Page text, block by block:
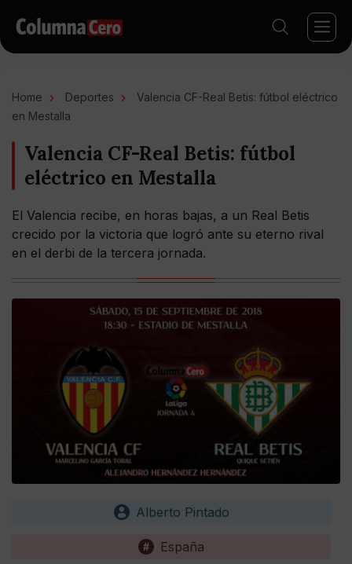
Home Deportes
Valencia CF-Real Betis: fútbol eléctrico
en Mestalla
Valencia CF-Real Betis: fútbol
eléctrico en Mestalla
El Valencia recibe, en horas bajas, a un Real Betis
crecido por la victoria que logró ante su eterno rival
en el derbi de la tercera jornada.
Alberto Pintado
España